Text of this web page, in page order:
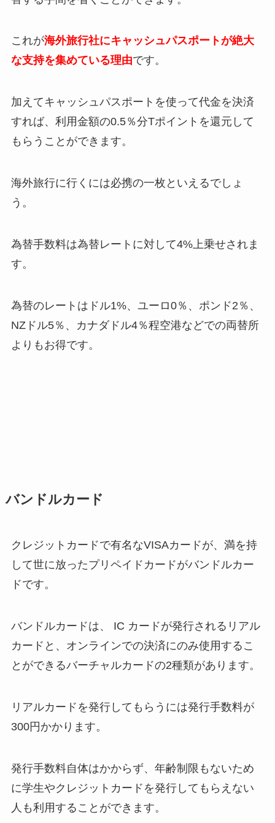
これが海外旅行社にキャッシュパスポートが絶大
な支持を集めている理由です。
加えてキャッシュパスポートを使って代金を決済
すれば、利用金額の0.5％分Tポイントを還元して
もらうことができます。
海外旅行に行くには必携の一枚といえるでしょ
う。
為替手数料は為替レートに対して4%上乗せされま
す。
為替のレートはドル1%、ユーロ0％、ポンド2％、
NZドル5％、カナダドル4％程空港などでの両替所
よりもお得です。
バンドルカード
クレジットカードで有名なVISAカードが、満を持
して世に放ったプリペイドカードがバンドルカー
ドです。
バンドルカードは、 IC カードが発行されるリアル
カードと、オンラインでの決済にのみ使用するこ
とができるバーチャルカードの2種類があります。
リアルカードを発行してもらうには発行手数料が
300円かかります。
発行手数料自体はかからず、年齢制限もないため
に学生やクレジットカードを発行してもらえない
人も利用することができます。